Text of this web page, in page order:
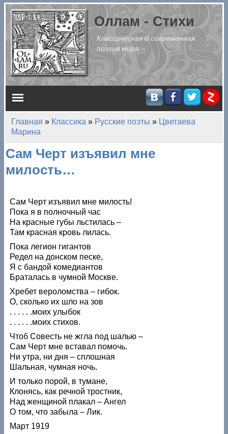
Перейти к основному содержанию
Оллам - Стихи
Классическая и современная
поэзия мира
Главное меню
Вы здесь
Главная » Классика » Русские поэты » Цветаева
Марина
Сам Черт изъявил мне
милость…
Сам Черт изъявил мне милость!
Пока я в полночный час
На красные губы льстилась –
Там красная кровь лилась.
Пока легион гигантов
Редел на донском песке,
Я с бандой комедиантов
Браталась в чумной Москве.
Хребет вероломства – гибок.
О, сколько их шло на зов
. . . . . .моих улыбок
. . . . . .моих стихов.
Чтоб Совесть не жгла под шалью –
Сам Черт мне вставал помочь.
Ни утра, ни дня – сплошная
Шальная, чумная ночь.
И только порой, в тумане,
Клонясь, как речной тростник,
Над женщиной плакал – Ангел
О том, что забыла – Лик.
Март 1919